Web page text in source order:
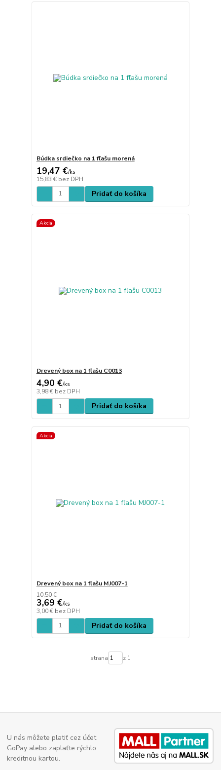
Búdka srdiečko na 1 fľašu morená
19,47 €/ks
15,83 € bez DPH
Pridať do košíka
Akcia
Drevený box na 1 fľašu C0013
4,90 €/ks
3,98 € bez DPH
Pridať do košíka
Akcia
Drevený box na 1 fľašu MJ007-1
10,50 €
3,69 €/ks
3,00 € bez DPH
Pridať do košíka
strana z 1
U nás môžete platiť cez účet
GoPay alebo zaplaťte rýchlo
kreditnou kartou.